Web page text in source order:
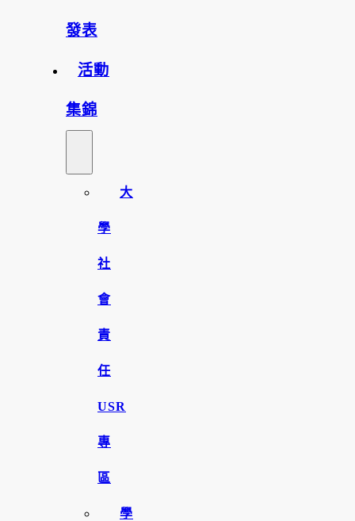
發表
活動
集錦
大
學
社
會
責
任
USR
專
區
學